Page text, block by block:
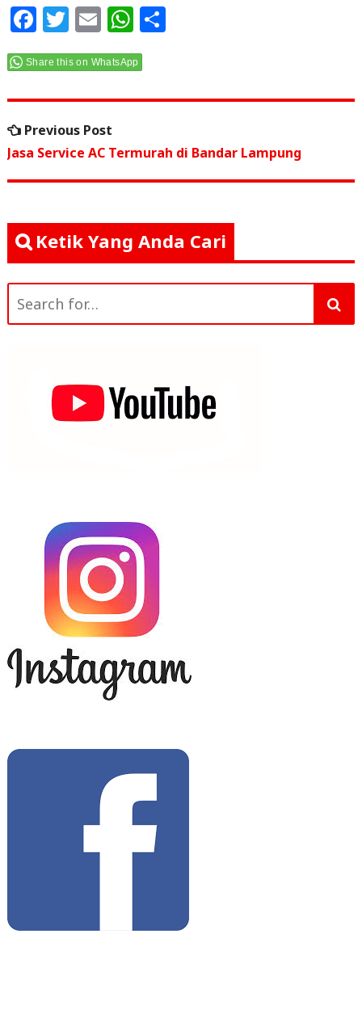
F
a
c
e
b
o
o
T
w
itt
e
r
E
m
ai
l
W
h
at
s
p
p
S
e
Share this on WhatsApp
Navigasi
pos
Previous PostPrevious
post:
Jasa Service AC Termurah di Bandar Lampung
Ketik Yang Anda Cari
for: